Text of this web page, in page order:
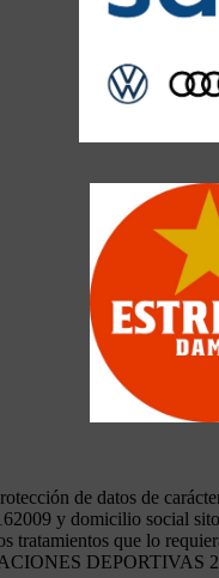
de datos de
y domicilio social
tratamientos que lo
DEPORTIVAS